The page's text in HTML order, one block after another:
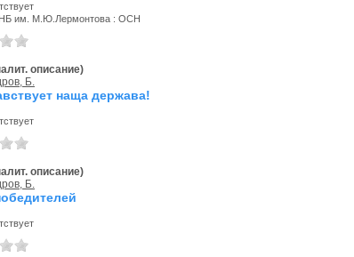
им. М.Ю.Лермонтова : ОСН
описание)
Б.
наща держава!
описание)
Б.